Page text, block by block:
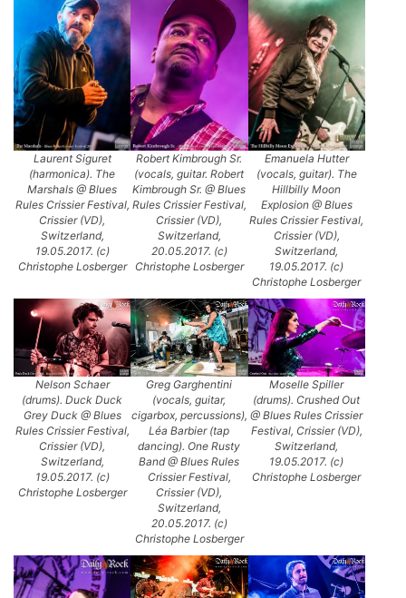
Laurent Siguret
(harmonica). The
Marshals @ Blues
Rules Crissier Festival,
Crissier (VD),
Switzerland,
19.05.2017. (c)
Christophe Losberger
Robert Kimbrough Sr.
(vocals, guitar. Robert
Kimbrough Sr. @ Blues
Rules Crissier Festival,
Crissier (VD),
Switzerland,
20.05.2017. (c)
Christophe Losberger
Emanuela Hutter
(vocals, guitar). The
Hillbilly Moon
Explosion @ Blues
Rules Crissier Festival,
Crissier (VD),
Switzerland,
19.05.2017. (c)
Christophe Losberger
Nelson Schaer
(drums). Duck Duck
Grey Duck @ Blues
Rules Crissier Festival,
Crissier (VD),
Switzerland,
19.05.2017. (c)
Christophe Losberger
Greg Garghentini
(vocals, guitar,
cigarbox, percussions),
Léa Barbier (tap
dancing). One Rusty
Band @ Blues Rules
Crissier Festival,
Crissier (VD),
Switzerland,
20.05.2017. (c)
Christophe Losberger
Moselle Spiller
(drums). Crushed Out
@ Blues Rules Crissier
Festival, Crissier (VD),
Switzerland,
19.05.2017. (c)
Christophe Losberger